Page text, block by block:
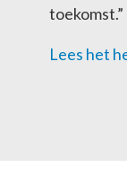
toekomst.”
Lees het